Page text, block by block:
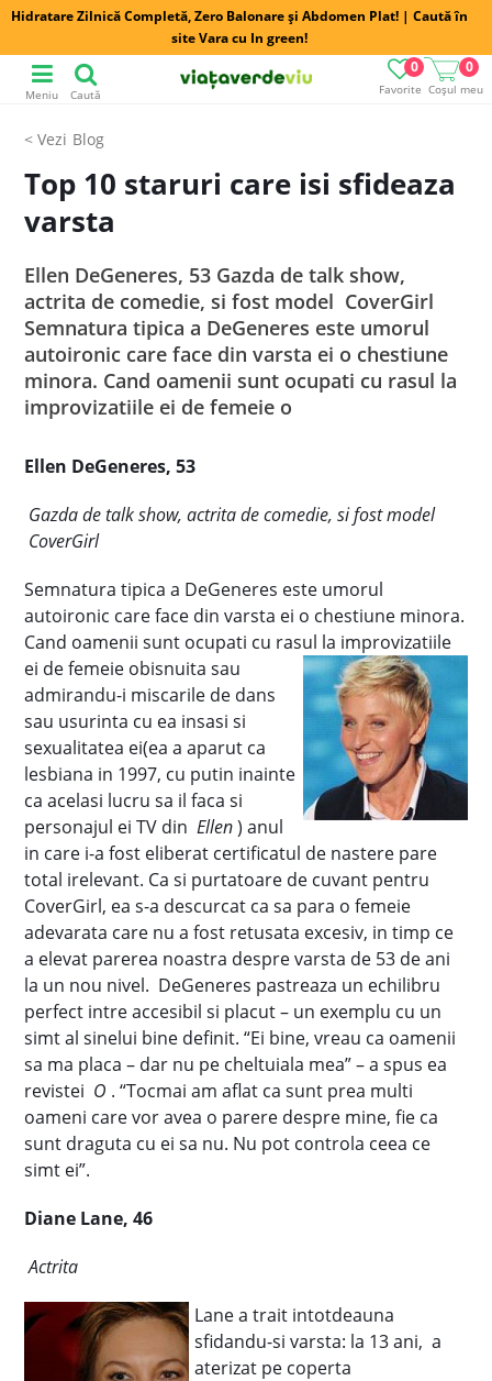
Hidratare Zilnică Completă, Zero Balonare și Abdomen Plat! | Caută în
site Vara cu In green!
Favorite
0
Coșul meu
0
Meniu Caută
Blog
Top 10 staruri care isi sfideaza
varsta
Ellen DeGeneres, 53 Gazda de talk show,
actrita de comedie, si fost model CoverGirl
Semnatura tipica a DeGeneres este umorul
autoironic care face din varsta ei o chestiune
minora. Cand oamenii sunt ocupati cu rasul la
improvizatiile ei de femeie o
Ellen DeGeneres, 53
Gazda de talk show, actrita de comedie, si fost model
CoverGirl
Semnatura tipica a DeGeneres este umorul
autoironic care face din varsta ei o chestiune minora.
Cand oamenii sunt ocupati cu rasul la improvizatiile
ei de femeie obisnuita sau
admirandu-i miscarile de dans
sau usurinta cu ea insasi si
sexualitatea ei(ea a aparut ca
lesbiana in 1997, cu putin inainte
ca acelasi lucru sa il faca si
personajul ei TV din Ellen) anul
in care i-a fost eliberat certificatul de nastere pare
total irelevant. Ca si purtatoare de cuvant pentru
CoverGirl, ea s-a descurcat ca sa para o femeie
adevarata care nu a fost retusata excesiv, in timp ce
a elevat parerea noastra despre varsta de 53 de ani
la un nou nivel. DeGeneres pastreaza un echilibru
perfect intre accesibil si placut – un exemplu cu un
simt al sinelui bine definit. “Ei bine, vreau ca oamenii
sa ma placa – dar nu pe cheltuiala mea” – a spus ea
revistei O . “Tocmai am aflat ca sunt prea multi
oameni care vor avea o parere despre mine, fie ca
sunt draguta cu ei sa nu. Nu pot controla ceea ce
simt ei”.
Diane Lane, 46
Actrita
Lane a trait intotdeauna
sfidandu-si varsta: la 13 ani, a
aterizat pe coperta